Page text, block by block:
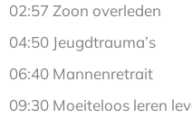
02:57 Zoon overleden
04:50 Jeugdtrauma’s
06:40 Mannenretrait
09:30 Moeiteloos leren